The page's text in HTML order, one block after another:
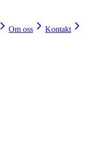
Om oss
Kontakt